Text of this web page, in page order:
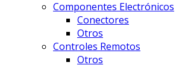
Componentes Electrónicos
Conectores
Otros
Controles Remotos
Otros